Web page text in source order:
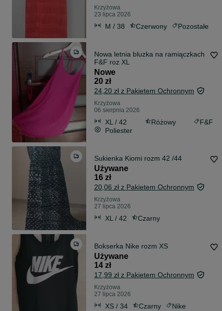
Krzyżowa
23 lipca 2026
M / 38 Czerwony Pozostałe
Nowa letnia bluzka na ramiączkach
F&F roz XL
Nowe
20 zł
24,20 zł z Pakietem Ochronnym
Krzyżowa
06 sierpnia 2026
XL / 42 Różowy
F&F
Poliester
Sukienka Kiomi rozm 42 /44
Używane
16 zł
20,06 zł z Pakietem Ochronnym
Krzyżowa
27 lipca 2026
XL / 42 Czarny
Bokserka Nike rozm XS
Używane
14 zł
17,99 zł z Pakietem Ochronnym
Krzyżowa
27 lipca 2026
XS / 34 Czarny Nike